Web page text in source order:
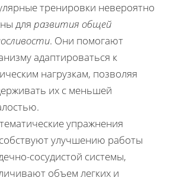
тренировки невероятно
для развития общей
. Они помогают
адаптироваться к
нагрузкам, позволяя
их с меньшей
упражнения
улучшению работы
сосудистой системы,
объем легких и